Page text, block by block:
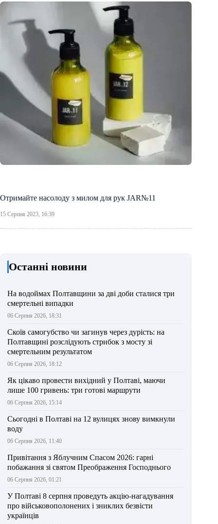
Отримайте насолоду з милом для рук JAR№11
15 Серпня 2023, 16:39
Останні новини
На водоймах Полтавщини за дві доби сталися три
смертельні випадки
06 Серпня 2026, 18:31
Скоїв самогубство чи загинув через дурість: на
Полтавщині розслідують стрибок з мосту зі
смертельним результатом
06 Серпня 2026, 18:12
Як цікаво провести вихідний у Полтаві, маючи
лише 100 гривень: три готові маршрути
06 Серпня 2026, 15:14
Сьогодні в Полтаві на 12 вулицях знову вимкнули
воду
06 Серпня 2026, 11:40
Привітання з Яблучним Спасом 2026: гарні
побажання зі святом Преображення Господнього
06 Серпня 2026, 01:21
У Полтаві 8 серпня проведуть акцію-нагадування
про військовополонених і зниклих безвісти
українців